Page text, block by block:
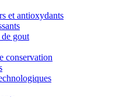
et antioxydants
de gout
conservation